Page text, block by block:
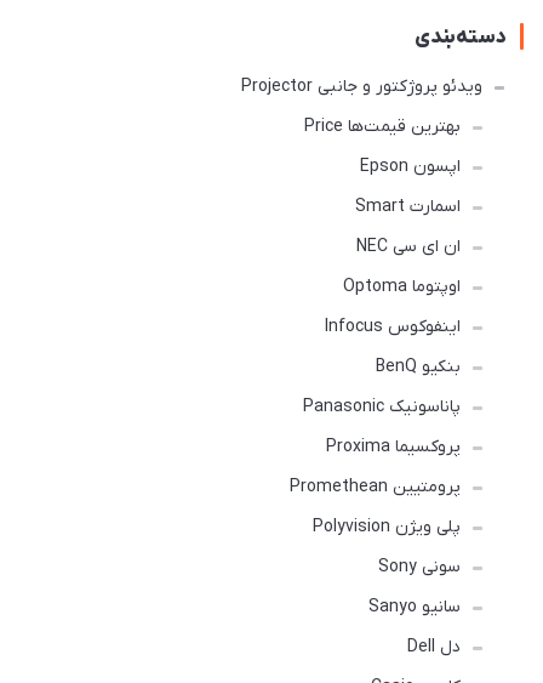
دسته‌بندی
ویدئو پروژکتور و جانبی Projector
بهترین قیمت‌ها Price
اپسون Epson
اسمارت Smart
ان ای سی NEC
اوپتوما Optoma
اینفوکوس Infocus
بنکیو BenQ
پاناسونیک Panasonic
پروکسیما Proxima
پرومتیین Promethean
پلی ویژن Polyvision
سونی Sony
سانیو Sanyo
دل Dell